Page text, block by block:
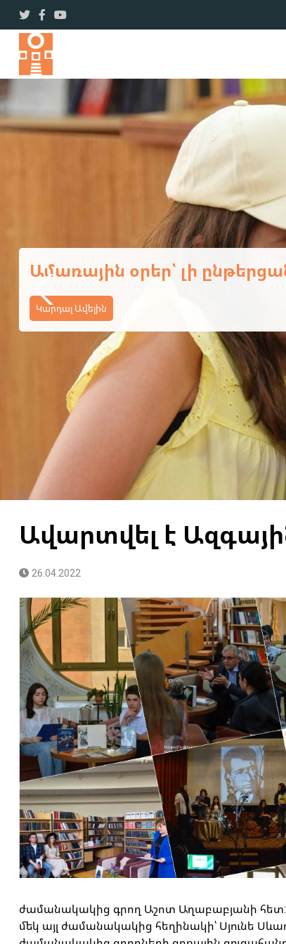
Ավարտվեց ևս մեկ
Կարդալ Ավելին
Ավարտվել է
26.04.2022
ժամանակակից գրող Աշոտ Աղաբաբյանի հետ:
մեկ այլ ժամանակակից հեղինակի՝ Սյունե